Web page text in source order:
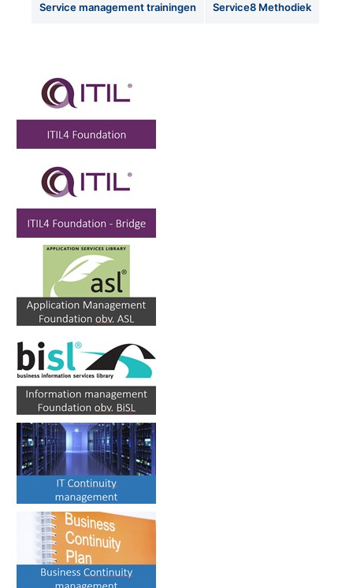
Service management trainingen Service8 Methodiek